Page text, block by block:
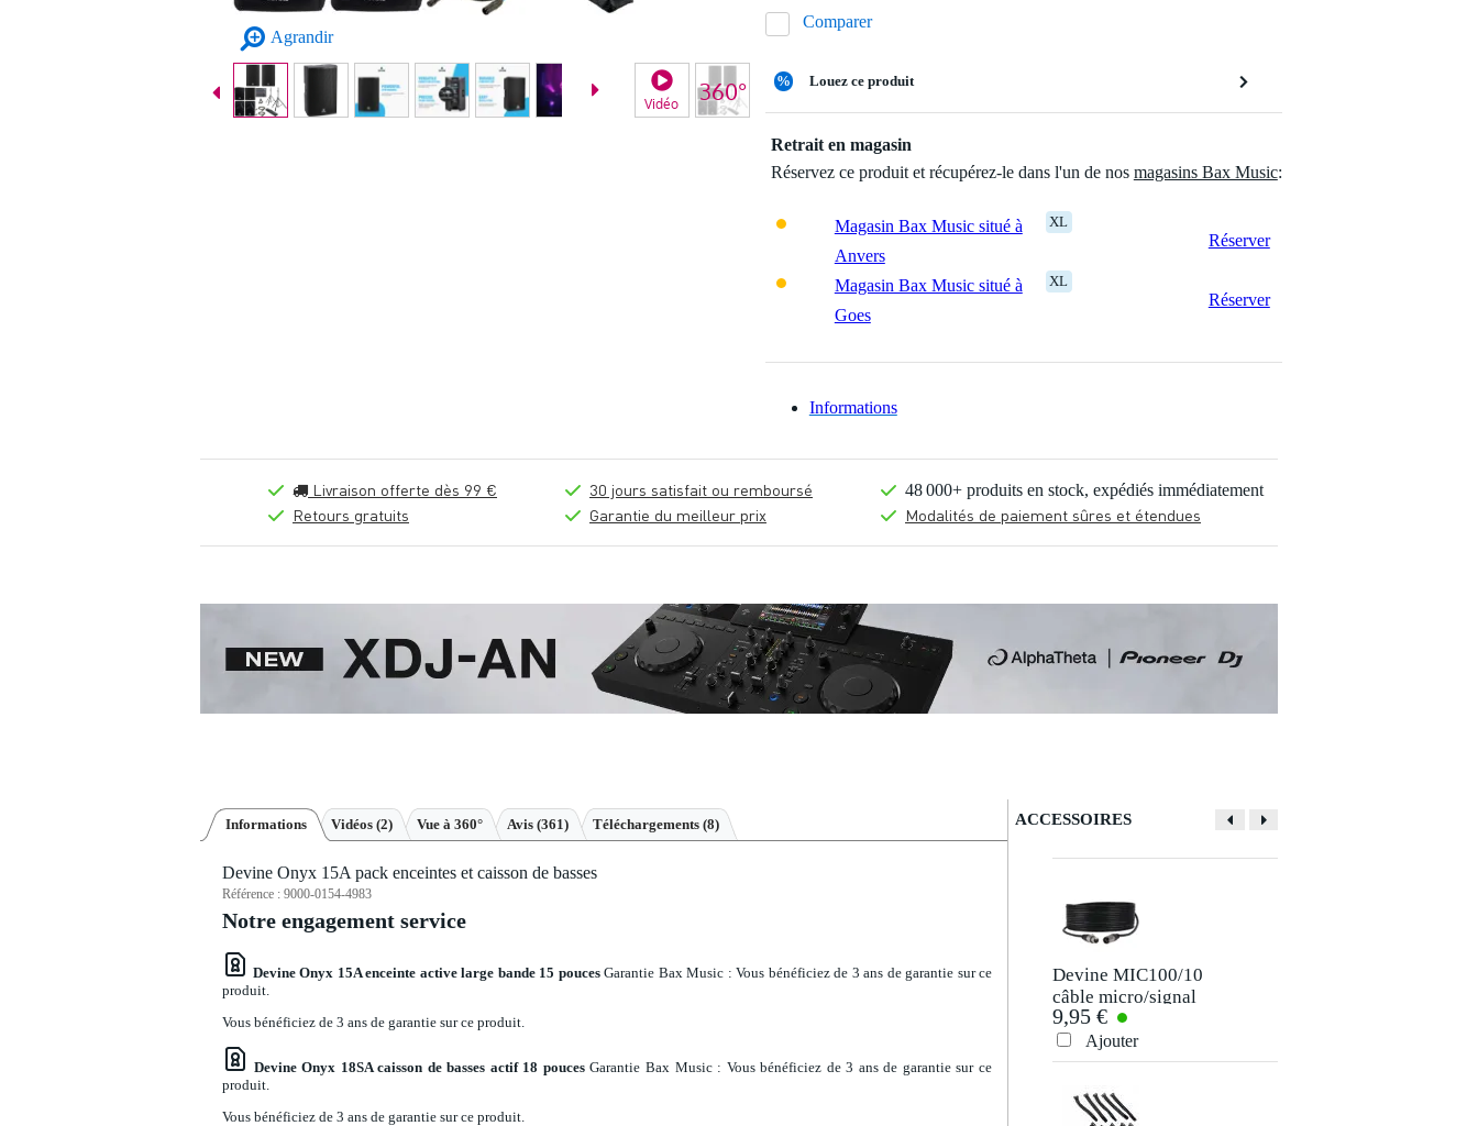
Agrandir
Vidéo
Comparer
% Louez ce produit
Retrait en magasin
Réservez ce produit et récupérez-le dans l'un de nos magasins Bax Music:
Magasin Bax Music situé à
Anvers
XL
Réserver
Magasin Bax Music situé à
Goes
XL
Réserver
Informations
Livraison offerte dès 99 €
Retours gratuits
30 jours satisfait ou remboursé
Garantie du meilleur prix
48 000+ produits en stock, expédiés immédiatement
Modalités de paiement sûres et étendues
Informations Vidéos (2) Vue à 360° Avis (361) Téléchargements (8)
Devine Onyx 15A pack enceintes et caisson de basses
Référence : 9000-0154-4983
Notre engagement service
Devine Onyx 15A enceinte active large bande 15 poucesGarantie Bax Music : Vous bénéficiez de 3 ans de garantie sur ce
produit.
Vous bénéficiez de 3 ans de garantie sur ce produit.
Devine Onyx 18SA caisson de basses actif 18 poucesGarantie Bax Music : Vous bénéficiez de 3 ans de garantie sur ce
produit.
Vous bénéficiez de 3 ans de garantie sur ce produit.
ACCESSOIRES
Devine MIC100/10
câble micro/signal
XLR 10 m
9,95 €
Ajouter